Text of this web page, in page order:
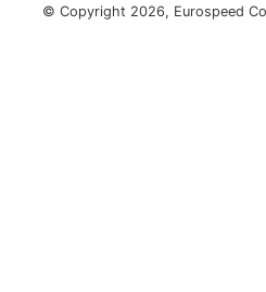
© Copyright 2026, Eurospeed